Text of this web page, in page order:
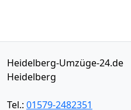
Heidelberg-Umzüge-24.de
Heidelberg
Tel.: 01579-2482351